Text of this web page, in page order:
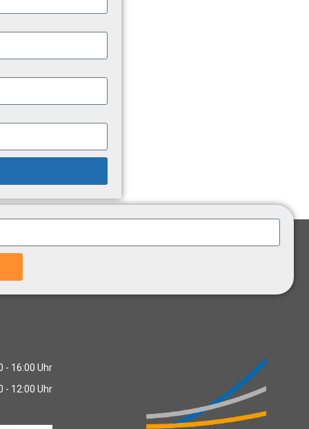
- 16:00 Uhr
- 12:00 Uhr